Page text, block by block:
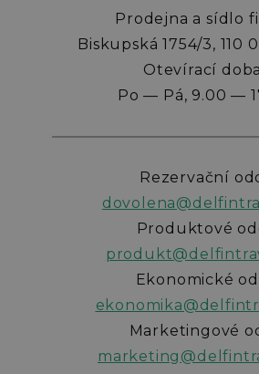
Prodejna a sídlo
Biskupská 1754/3, 110
Otevírací
Po — Pá, 9.00 —
Rezervační
Produktové
Ekonomické
Marketingové